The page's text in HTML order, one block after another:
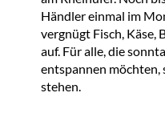
Händler einmal im
vergnügt Fisch, Käse,
auf. Für alle, die
entspannen möchten,
stehen.